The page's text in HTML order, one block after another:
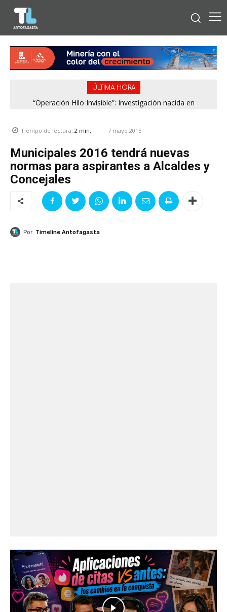
ÚLTIMA HORA
“Operación Hilo Invisible”: Investigación nacida en
Tiempo de lectura: 2 min. 7 mayo 2015
Municipales 2016 tendrá nuevas
normas para aspirantes a Alcaldes y
Concejales
Por Timeline Antofagasta